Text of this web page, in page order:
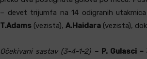
– devet trijumfa na 14 odigranih
T.Adams(vezista), A.Haidara(vezista),
Očekivani sastav (3-4-1-2) – P. Gulasci –